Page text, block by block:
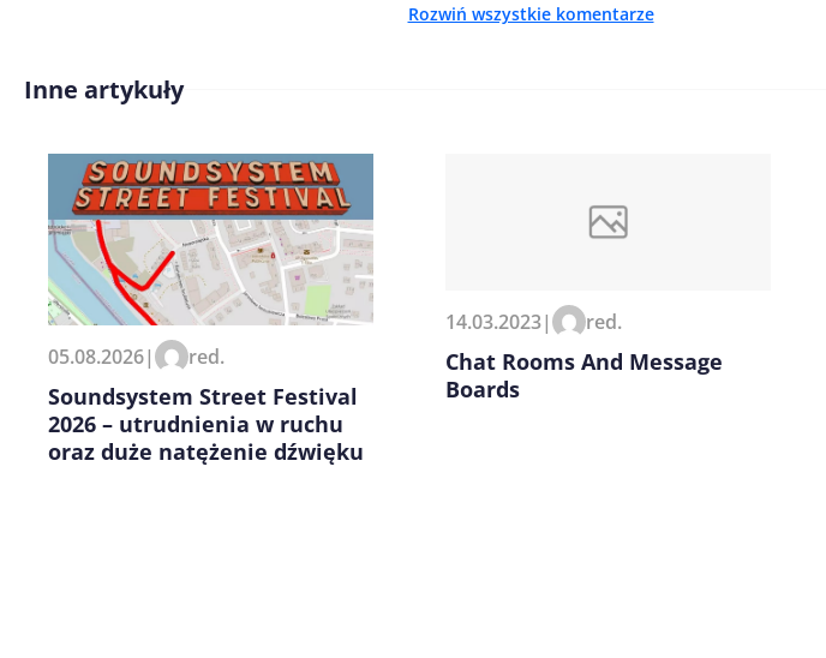
Zapamiętaj moje dane w tej przeglądarce podczas pisania
kolejnych komentarzy.
Rozwiń wszystkie komentarze
Inne artykuły
05.08.2026| red.
Soundsystem Street Festival
2026 – utrudnienia w ruchu
oraz duże natężenie dźwięku
14.03.2023| red.
Chat Rooms And Message
Boards